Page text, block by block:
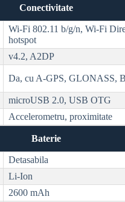
Conectivitate
Wi-Fi 802.11 b/g/n, Wi-Fi
hotspot
v4.2, A2DP
Da, cu A-GPS, GLONASS,
microUSB 2.0, USB OTG
Accelerometru, proximitate
Baterie
Detasabila
Li-Ion
2600 mAh